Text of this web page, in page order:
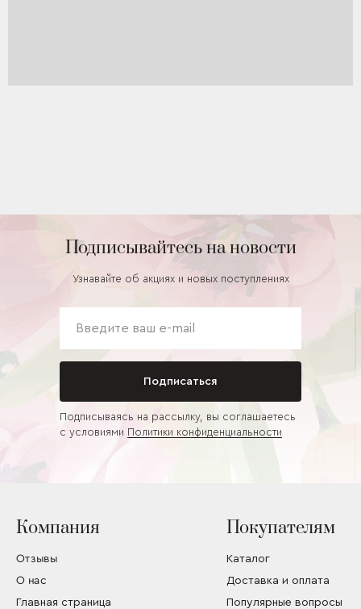
Подписывайтесь на новости
Узнавайте об акциях и новых поступлениях
Подписаться
Подписываясь на рассылку, вы соглашаетесь
с условиями Политики конфиденциальности
Компания Покупателям
О нас
Главная страница
Каталог
Доставка и оплата
Популярные вопросы
Отзывы